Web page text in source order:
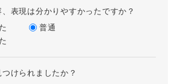
表現は分かりやすかったですか？
普通
けられましたか？